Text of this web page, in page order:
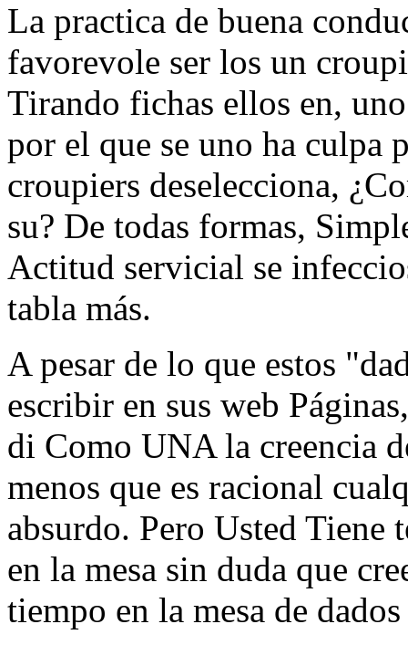
La practica de buena
favorevole ser los un
Tirando fichas ellos en,
por el que se uno ha culpa
croupiers deselecciona,
su? De todas formas,
Actitud servicial se
tabla más.
A pesar de lo que estos
escribir en sus web
di Como UNA la creencia
menos que es racional
absurdo. Pero Usted Tiene
en la mesa sin duda que
tiempo en la mesa de